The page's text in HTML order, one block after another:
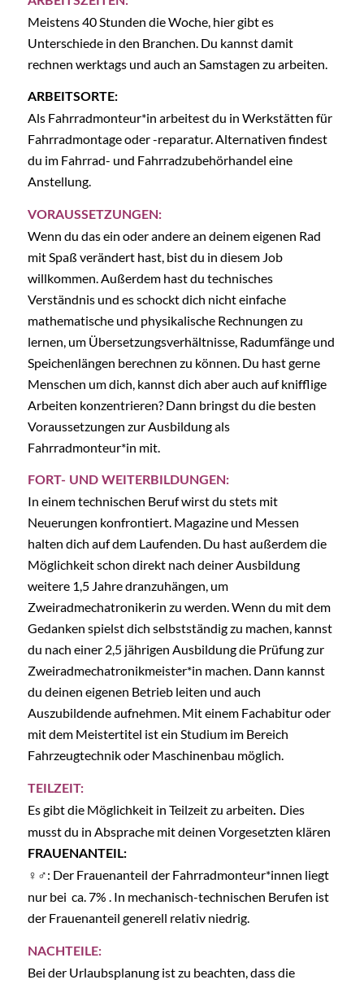
Meistens 40 Stunden die Woche, hier gibt es
Unterschiede in den Branchen. Du kannst damit
rechnen werktags und auch an Samstagen zu arbeiten.
ARBEITSORTE:
Als Fahrradmonteur*in arbeitest du in Werkstätten für
Fahrradmontage oder -reparatur. Alternativen findest
du im Fahrrad- und Fahrradzubehörhandel eine
Anstellung.
VORAUSSETZUNGEN:
Wenn du das ein oder andere an deinem eigenen Rad
mit Spaß verändert hast, bist du in diesem Job
willkommen. Außerdem hast du technisches
Verständnis und es schockt dich nicht einfache
mathematische und physikalische Rechnungen zu
lernen, um Übersetzungsverhältnisse, Radumfänge und
Speichenlängen berechnen zu können. Du hast gerne
Menschen um dich, kannst dich aber auch auf knifflige
Arbeiten konzentrieren? Dann bringst du die besten
Voraussetzungen zur Ausbildung als
Fahrradmonteur*in mit.
FORT- UND WEITERBILDUNGEN:
In einem technischen Beruf wirst du stets mit
Neuerungen konfrontiert. Magazine und Messen
halten dich auf dem Laufenden. Du hast außerdem die
Möglichkeit schon direkt nach deiner Ausbildung
weitere 1,5 Jahre dranzuhängen, um
Zweiradmechatronikerin zu werden. Wenn du mit dem
Gedanken spielst dich selbstständig zu machen, kannst
du nach einer 2,5 jährigen Ausbildung die Prüfung zur
Zweiradmechatronikmeister*in machen. Dann kannst
du deinen eigenen Betrieb leiten und auch
Auszubildende aufnehmen. Mit einem Fachabitur oder
mit dem Meistertitel ist ein Studium im Bereich
Fahrzeugtechnik oder Maschinenbau möglich.
TEILZEIT:
Es gibt die Möglichkeit in Teilzeit zu arbeiten. Dies
musst du in Absprache mit deinen Vorgesetzten klären
FRAUENANTEIL:
♀♂: Der Frauenanteil der Fahrradmonteur*innen liegt
nur bei ca. 7% . In mechanisch-technischen Berufen ist
der Frauenanteil generell relativ niedrig.
NACHTEILE:
Bei der Urlaubsplanung ist zu beachten, dass die